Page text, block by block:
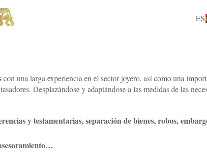
ES
con una larga experiencia en el sector joyero, así como una
Desplazándose y adaptándose a las medidas de las
y testamentarias, separación de bienes, robos,